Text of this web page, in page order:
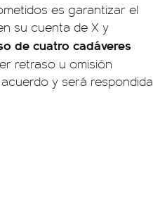
es garantizar el
su cuenta de X y
de cuatro cadáveres
retraso u omisión
y será respondida